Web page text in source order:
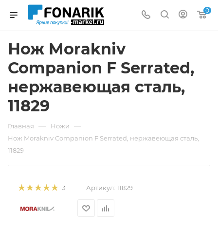
0
Нож Morakniv
Companion F Serrated,
нержавеющая сталь,
11829
Главная — Ножи —
Нож Morakniv Companion F Serrated, нержавеющая сталь,
11829
3 Артикул: 11829